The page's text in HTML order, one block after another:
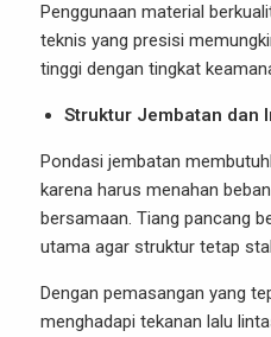
Penggunaan material
teknis yang presisi
tinggi dengan tingkat
Struktur Jembatan dan
Pondasi jembatan
karena harus menahan
bersamaan. Tiang pancang
utama agar struktur tetap
Dengan pemasangan yang
menghadapi tekanan lalu